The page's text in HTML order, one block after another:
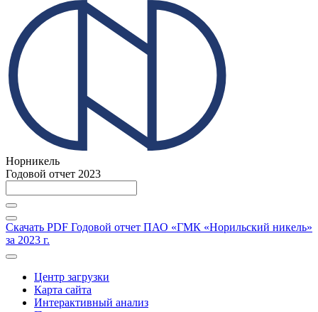
Норникель
Годовой отчет 2023
Скачать PDF Годовой отчет ПАО «ГМК «Норильский никель»
за 2023 г.
Центр загрузки
Карта сайта
Интерактивный анализ